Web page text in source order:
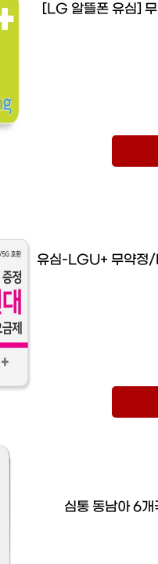
[LG 알뜰폰 유심]
유심-LGU+ 무약정/
심통 동남아 6